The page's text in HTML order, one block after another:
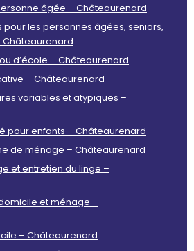
âgée – Châteaurenard
les personnes âgées, seniors,
Châteaurenard
d’école – Châteaurenard
– Châteaurenard
variables et atypiques –
pour enfants – Châteaurenard
de ménage – Châteaurenard
et entretien du linge –
et ménage –
– Châteaurenard